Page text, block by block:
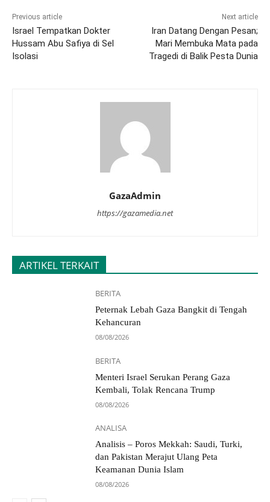
Previous article
Israel Tempatkan Dokter
Hussam Abu Safiya di Sel
Isolasi
Next article
Iran Datang Dengan Pesan;
Mari Membuka Mata pada
Tragedi di Balik Pesta Dunia
GazaAdmin
https://gazamedia.net
ARTIKEL TERKAIT
BERITA
Peternak Lebah Gaza Bangkit di Tengah
Kehancuran
08/08/2026
BERITA
Menteri Israel Serukan Perang Gaza
Kembali, Tolak Rencana Trump
08/08/2026
ANALISA
Analisis – Poros Mekkah: Saudi, Turki,
dan Pakistan Merajut Ulang Peta
Keamanan Dunia Islam
08/08/2026